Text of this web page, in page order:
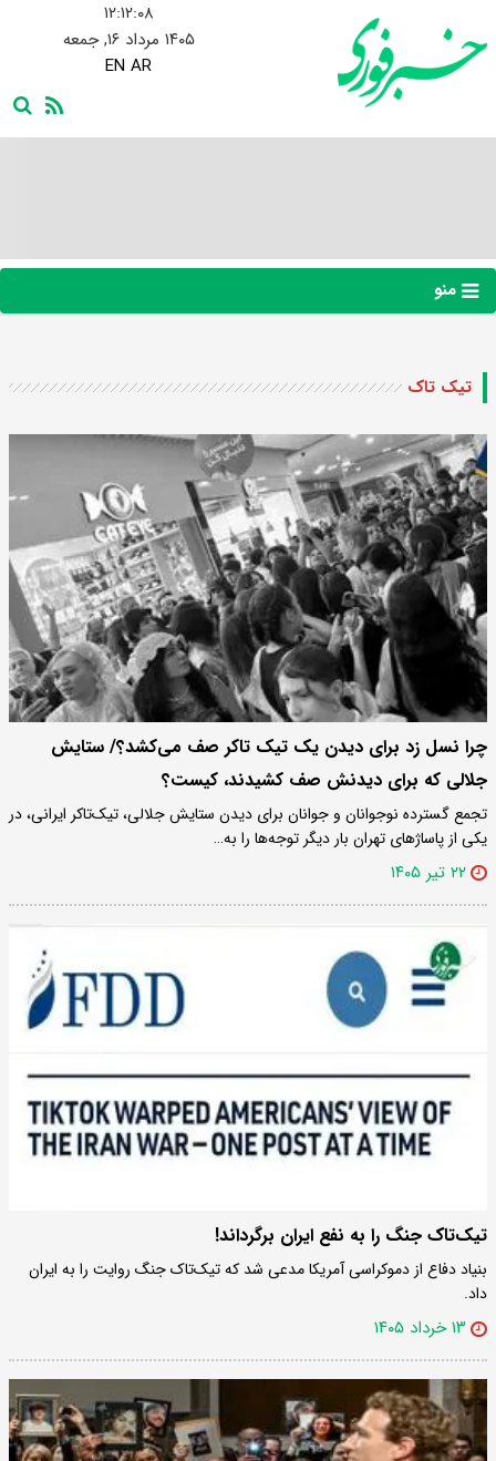
۱۲:۱۲:۰۹
۱۴۰۵ مرداد ۱۶, جمعه
EN AR
منو
تیک تاک
چرا نسل زد برای دیدن یک تیک تاکر صف می‌کشد؟/ ستایش
جلالی که برای دیدنش صف کشیدند، کیست؟
تجمع گسترده نوجوانان و جوانان برای دیدن ستایش جلالی، تیک‌تاکر ایرانی، در
یکی از پاساژهای تهران بار دیگر توجه‌ها را به…
۲۲ تیر ۱۴۰۵
تیک‌تاک جنگ را به نفع ایران برگرداند!
بنیاد دفاع از دموکراسی آمریکا مدعی شد که تیک‌تاک جنگ روایت را به ایران
داد.
۱۳ خرداد ۱۴۰۵